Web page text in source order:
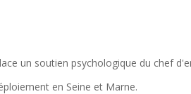
un soutien psychologique du chef
en Seine et Marne.